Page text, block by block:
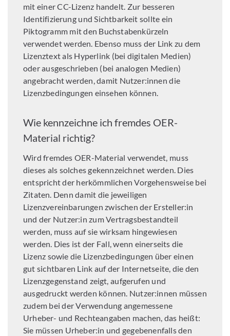
mit einer CC-Lizenz handelt. Zur besseren
Identifizierung und Sichtbarkeit sollte ein
Piktogramm mit den Buchstabenkürzeln
verwendet werden. Ebenso muss der Link zu dem
Lizenztext als Hyperlink (bei digitalen Medien)
oder ausgeschrieben (bei analogen Medien)
angebracht werden, damit Nutzer:innen die
Lizenzbedingungen einsehen können.
Wie kennzeichne ich fremdes OER-
Material richtig?
Wird fremdes OER-Material verwendet, muss
dieses als solches gekennzeichnet werden. Dies
entspricht der herkömmlichen Vorgehensweise bei
Zitaten. Denn damit die jeweiligen
Lizenzvereinbarungen zwischen der Ersteller:in
und der Nutzer:in zum Vertragsbestandteil
werden, muss auf sie wirksam hingewiesen
werden. Dies ist der Fall, wenn einerseits die
Lizenz sowie die Lizenzbedingungen über einen
gut sichtbaren Link auf der Internetseite, die den
Lizenzgegenstand zeigt, aufgerufen und
ausgedruckt werden können. Nutzer:innen müssen
zudem bei der Verwendung angemessene
Urheber- und Rechteangaben machen, das heißt:
Sie müssen Urheber:in und gegebenenfalls den